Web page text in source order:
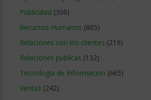
Publicidad (306)
Recursos Humanos (865)
Relaciones con los clientes (219)
Relaciones publicas (132)
Tecnologia de Informacion (665)
Ventas (242)